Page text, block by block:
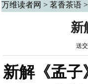
万维读者网 > 茗香茶语>
新
送
新解《孟